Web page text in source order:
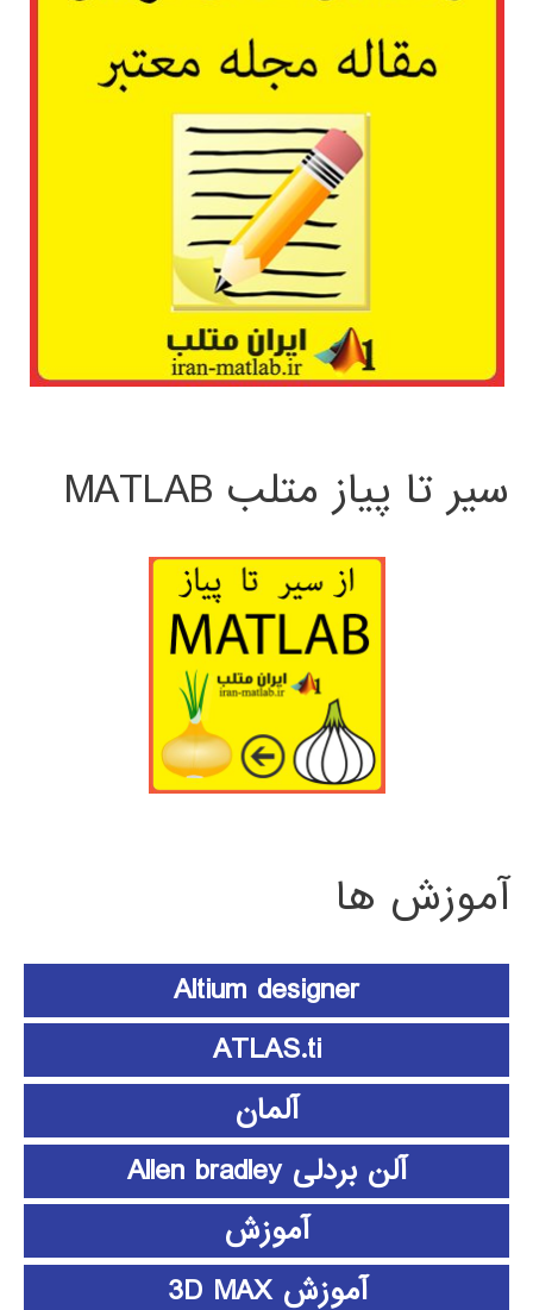
سیر تا پیاز متلب MATLAB
آموزش ها
Altium designer
ATLAS.ti
آلمان
آلن بردلی Allen bradley
آموزش
آموزش 3D MAX